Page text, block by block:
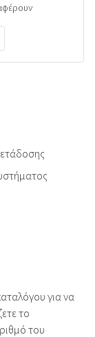
για να
το
του